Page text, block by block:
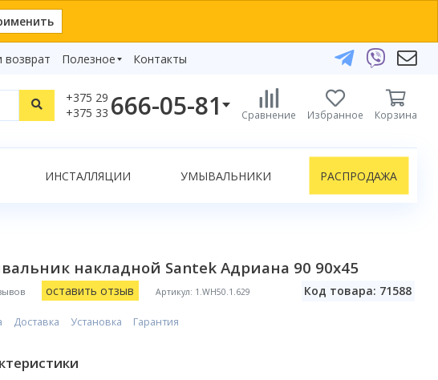
возврат
Полезное
Видеообзоры
Бренды
Контакты
+375 29
+375 33 666-05-81
+375 29 666-05-81
+375 17 243-24-29
Telegram
Viber
Сравнение Избранное Корзина
ИНСТАЛЛЯЦИИ УМЫВАЛЬНИКИ РАСПРОДАЖА
накладной Santek Адриана 90 90x45
оставить отзыв Артикул: 1.WH50.1.629 Код товара: 71588
Доставка Установка Гарантия